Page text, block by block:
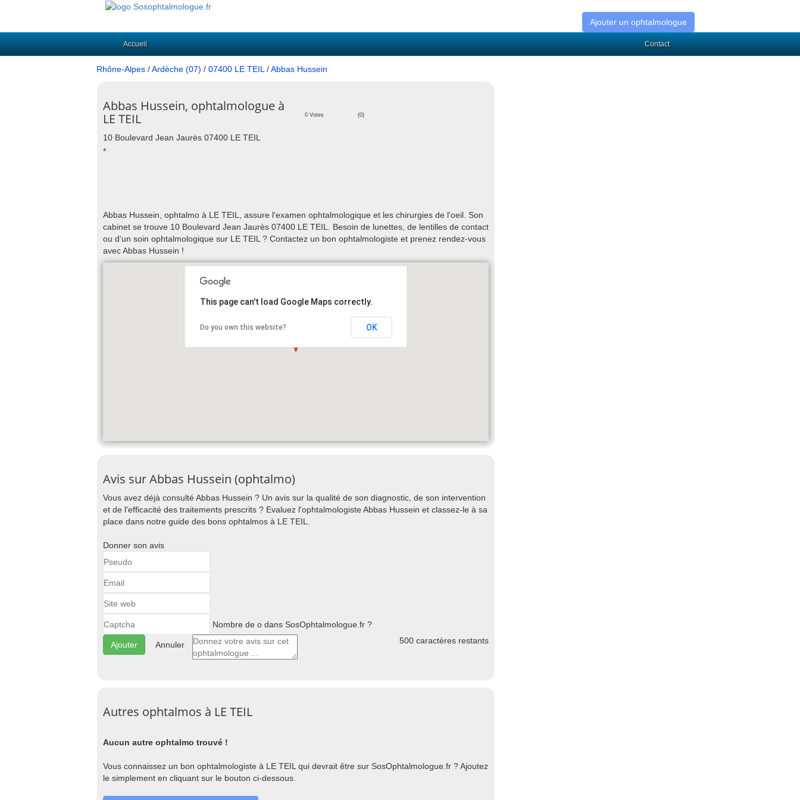
Ajouter un ophtalmologue
Accueil Contact
Rhône-Alpes /Ardèche (07) / 07400 LE TEIL /Abbas Hussein
Abbas Hussein, ophtalmologue à
LE TEIL
0 Votes (0)
10 Boulevard Jean Jaurès 07400 LE TEIL
*
Abbas Hussein, ophtalmo à LE TEIL, assure l'examen ophtalmologique et les chirurgies de l'oeil. Son
cabinet se trouve 10 Boulevard Jean Jaurès 07400 LE TEIL. Besoin de lunettes, de lentilles de contact
ou d'un soin ophtalmologique sur LE TEIL ? Contactez un bon ophtalmologiste et prenez rendez-vous
avec Abbas Hussein !
This page can't load Google Maps correctly.
Do you own this website? OK
Avis sur Abbas Hussein (ophtalmo)
Vous avez déjà consulté Abbas Hussein ? Un avis sur la qualité de son diagnostic, de son intervention
et de l'efficacité des traitements prescrits ? Evaluez l'ophtalmologiste Abbas Hussein et classez-le à sa
place dans notre guide des bons ophtalmos à LE TEIL.
Donner son avis
Nombre de o dans SosOphtalmologue.fr ?
Annuler 500 caractères restants
Autres ophtalmos à LE TEIL
Aucun autre ophtalmo trouvé !
Vous connaissez un bon ophtalmologiste à LE TEIL qui devrait être sur SosOphtalmologue.fr ? Ajoutez
le simplement en cliquant sur le bouton ci-dessous.